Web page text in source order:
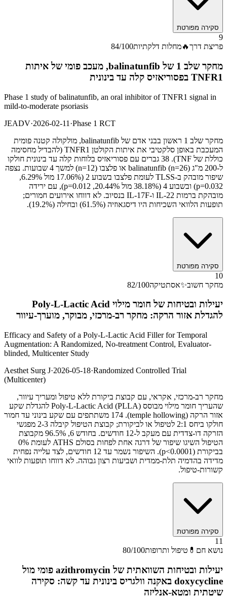
סקירה מפורטת
9
פריצת דרך🔥מחלות דלקתיות 84/100
מחקר שלב 1 של balinatunfib, מעכב פומי של איתות
TNFR1 בפסוריאזיס קלה עד בינונית
Phase 1 study of balinatunfib, an oral inhibitor of TNFR1 signal in
mild-to-moderate psoriasis
JEADV·2026-02-11 ·Phase 1 RCT
מחקר שלב 1 ראשון בבני אדם של balinatunfib, מולקולה קטנה פומית
המעכבת באופן סלקטיבי את איתות הקולטן TNFR1 (להבדיל מחסימה
כוללת של TNF). 38 גברים עם פסוריאזיס בלוחות קלה עד בינונית חולקו
ל-200 מ"ג balinatunfib (n=26) או פלצבו (n=12) למשך 4 שבועות. נצפה
שיפור מובהק ב-TLSS לעומת פלצבו בשבוע 2 (17.06% מול 6.29%,
p=0.032) ובשבוע 4 (38.18% מול 20.44%, p=0.012), עם ירידה
מובהקת ברמות IL-22 ו-IL-17F בנסיוב. לא דווחו אירועים חמורים;
תופעות הלוואי השכיחות היו דיסגאוזיה (61.5%) ובחילה (19.2%).
סקירה מפורטת
10
מחקר חשוב✨אסתטיקה 82/100
יעילות ובטיחות של חומר מילוי Poly-L-Lactic Acid
להגדלת אזור הרקה: מחקר רב-מרכזי, מבוקר, מוערך-עיוור
Efficacy and Safety of a Poly-L-Lactic Acid Filler for Temporal
Augmentation: A Randomized, No-treatment Control, Evaluator-
blinded, Multicenter Study
Aesthet Surg J·2026-05-18·Randomized Controlled Trial
(Multicenter)
מחקר רב-מרכזי, אקראי, עם קבוצת ביקורת ללא טיפול ומעריך עיוור,
שהעריך חומר מילוי מבוסס Poly-L-Lactic Acid (PLLA) להגדלת שקע
אזור הרקה (temple hollowing). 174 משתתפים עם שקע בינוני עד חמור
חולקו ביחס 2:1 לטיפול או לביקורת; קבוצת הטיפול קיבלה 2-3 מפגשי
הזרקה דו-צדדית עם מעקב ל-12 חודשים. בחודש 6, 96.5% מקבוצת
הטיפול השיגו שיפור של דרגה אחת לפחות בסולם ATHS לעומת 0%
בביקורת (p<0.0001). השיפור נשמר עד 12 חודשים, לצד עלייה נפחית
מדידה בהדמיה תלת-ממדית ושביעות רצון גבוהה. לא דווחו תופעות לוואי
קשורות-טיפול.
סקירה מפורטת
11
נושא חם 💊 טיפול ותרופות 80/100
יעילות ובטיחות השוואתית של azithromycin פומי מול
doxycycline באקנה וולגריס בינונית עד קשה: סקירה
שיטתית ומטא-אנליזה